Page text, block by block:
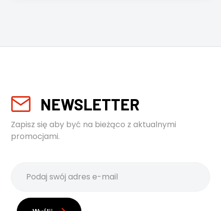
NEWSLETTER
Zapisz się aby być na bieżąco z aktualnymi
promocjami.